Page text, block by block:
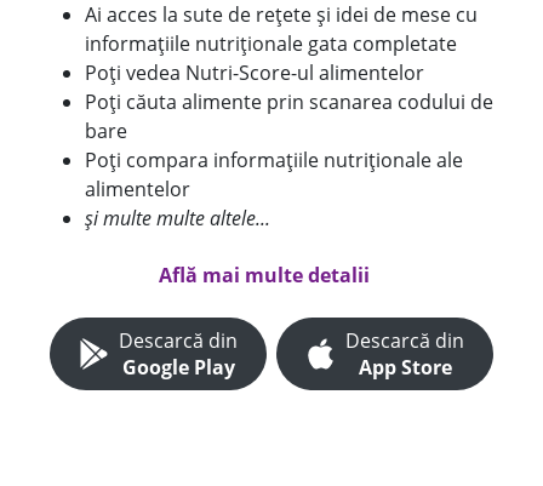
Ai acces la sute de rețete și idei de mese cu
informațiile nutriționale gata completate
Poți vedea Nutri-Score-ul alimentelor
Poți căuta alimente prin scanarea codului de
bare
Poți compara informațiile nutriționale ale
alimentelor
și multe multe altele...
Află mai multe detalii
Descarcă din
Google Play
Descarcă din
App Store